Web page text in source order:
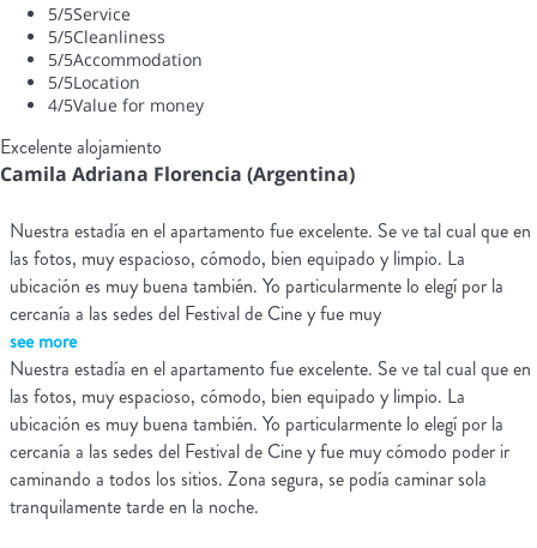
5/5Service
5/5Cleanliness
5/5Accommodation
5/5Location
4/5Value for money
Excelente alojamiento
Camila Adriana Florencia (Argentina)
Nuestra estadía en el apartamento fue excelente. Se ve tal cual que en
las fotos, muy espacioso, cómodo, bien equipado y limpio. La
ubicación es muy buena también. Yo particularmente lo elegí por la
cercanía a las sedes del Festival de Cine y fue muy
see more
Nuestra estadía en el apartamento fue excelente. Se ve tal cual que en
las fotos, muy espacioso, cómodo, bien equipado y limpio. La
ubicación es muy buena también. Yo particularmente lo elegí por la
cercanía a las sedes del Festival de Cine y fue muy cómodo poder ir
caminando a todos los sitios. Zona segura, se podía caminar sola
tranquilamente tarde en la noche.